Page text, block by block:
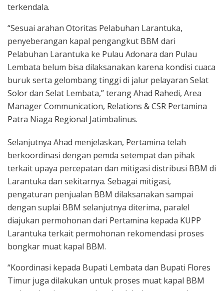
terkendala.
“Sesuai arahan Otoritas Pelabuhan Larantuka,
penyeberangan kapal pengangkut BBM dari
Pelabuhan Larantuka ke Pulau Adonara dan Pulau
Lembata belum bisa dilaksanakan karena kondisi cuaca
buruk serta gelombang tinggi di jalur pelayaran Selat
Solor dan Selat Lembata,” terang Ahad Rahedi, Area
Manager Communication, Relations & CSR Pertamina
Patra Niaga Regional Jatimbalinus.
Selanjutnya Ahad menjelaskan, Pertamina telah
berkoordinasi dengan pemda setempat dan pihak
terkait upaya percepatan dan mitigasi distribusi BBM di
Larantuka dan sekitarnya. Sebagai mitigasi,
pengaturan penjualan BBM dilaksanakan sampai
dengan suplai BBM selanjutnya diterima, paralel
diajukan permohonan dari Pertamina kepada KUPP
Larantuka terkait permohonan rekomendasi proses
bongkar muat kapal BBM.
“Koordinasi kepada Bupati Lembata dan Bupati Flores
Timur juga dilakukan untuk proses muat kapal BBM